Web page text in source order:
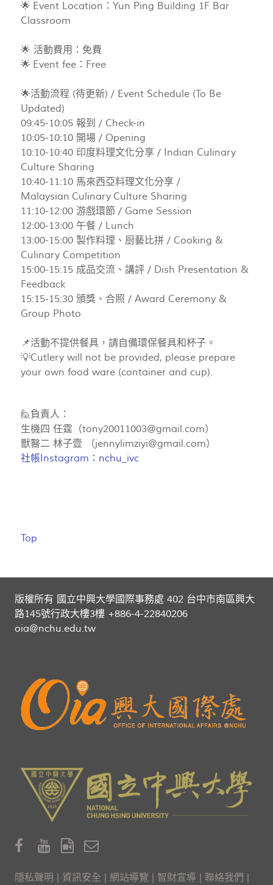
🌟 Event Location：Yun Ping Building 1F Bar
Classroom
🌟 活動費用：免費
🌟 Event fee：Free
🌟活動流程 (待更新) / Event Schedule (To Be
Updated)
09:45-10:05 報到 / Check-in
10:05-10:10 開場 / Opening
10:10-10:40 印度料理文化分享 / Indian Culinary
Culture Sharing
10:40-11:10 馬來西亞料理文化分享 /
Malaysian Culinary Culture Sharing
11:10-12:00 游戲環節 / Game Session
12:00-13:00 午餐 / Lunch
13:00-15:00 製作料理、厨藝比拼 / Cooking &
Culinary Competition
15:00-15:15 成品交流、講評 / Dish Presentation &
Feedback
15:15-15:30 頒獎、合照 / Award Ceremony &
Group Photo
📌活動不提供餐具，請自備環保餐具和杯子。
💡Cutlery will not be provided, please prepare
your own food ware (container and cup).
🙋‍負責人：
生機四 任霆（tony20011003@gmail.com）
獸醫二 林子壹 （jennylimziyi@gmail.com）
社帳Instagram：nchu_ivc
Top
版權所有 國立中興大學國際事務處 402 台中市南區興大
路145號行政大樓3樓 +886-4-22840206
oia@nchu.edu.tw
隱私聲明 資訊安全 網站導覽 智財宣導 聯絡我們